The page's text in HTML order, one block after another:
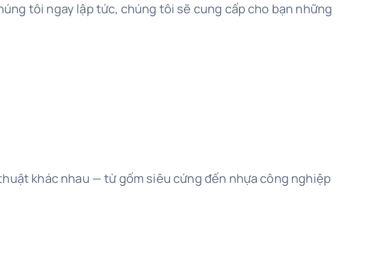
tôi ngay lập tức, chúng tôi sẽ cung cấp cho bạn những
khác nhau — từ gốm siêu cứng đến nhựa công nghiệp